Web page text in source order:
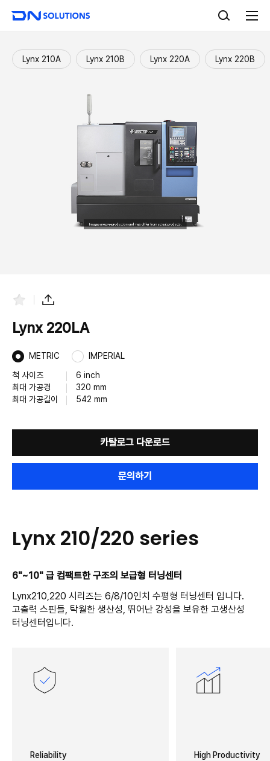
D
N
l
u
전
뉴
Lynx 210A
Lynx 210B Lynx 220A Lynx 220B
찾
기
공
하
기
Lynx 220LA
METRIC
IMPERIAL
척 사이즈
6 inch
최대 가공경
320 mm
최대 가공길이
542 mm
카탈로그 다운로드
문의하기
Lynx 210/220 series
6"~10" 급 컴팩트한 구조의 보급형 터닝센터
Lynx210,220 시리즈는 6/8/10인치 수평형 터닝센터 입니다.
고출력 스핀들, 탁월한 생산성, 뛰어난 강성을 보유한 고생산성
터닝센터입니다.
Reliability High Productivity